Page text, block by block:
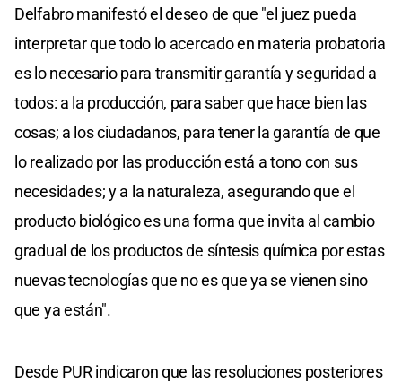
Delfabro manifestó el deseo de que "el juez pueda
interpretar que todo lo acercado en materia probatoria
es lo necesario para transmitir garantía y seguridad a
todos: a la producción, para saber que hace bien las
cosas; a los ciudadanos, para tener la garantía de que
lo realizado por las producción está a tono con sus
necesidades; y a la naturaleza, asegurando que el
producto biológico es una forma que invita al cambio
gradual de los productos de síntesis química por estas
nuevas tecnologías que no es que ya se vienen sino
que ya están".
Desde PUR indicaron que las resoluciones posteriores